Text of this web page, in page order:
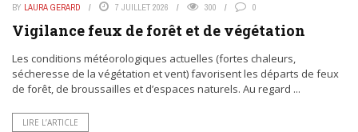
BY LAURA GERARD 7 JUILLET 2026 300 0
Vigilance feux de forêt et de végétation
Les conditions météorologiques actuelles (fortes chaleurs,
sécheresse de la végétation et vent) favorisent les départs de feux
de forêt, de broussailles et d’espaces naturels. Au regard ...
LIRE L’ARTICLE